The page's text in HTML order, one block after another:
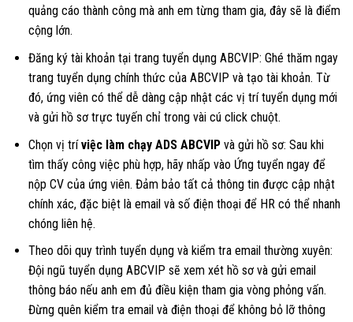
quảng cáo thành công mà anh em từng tham gia, đây sẽ là điểm
cộng lớn.
Đăng ký tài khoản tại trang tuyển dụng ABCVIP: Ghé thăm ngay
trang tuyển dụng chính thức của ABCVIP và tạo tài khoản. Từ
đó, ứng viên có thể dễ dàng cập nhật các vị trí tuyển dụng mới
và gửi hồ sơ trực tuyến chỉ trong vài cú click chuột.
Chọn vị tríviệc làm chạy ADS ABCVIPvà gửi hồ sơ: Sau khi
tìm thấy công việc phù hợp, hãy nhấp vào Ứng tuyển ngay để
nộp CV của ứng viên. Đảm bảo tất cả thông tin được cập nhật
chính xác, đặc biệt là email và số điện thoại để HR có thể nhanh
chóng liên hệ.
Theo dõi quy trình tuyển dụng và kiểm tra email thường xuyên:
Đội ngũ tuyển dụng ABCVIP sẽ xem xét hồ sơ và gửi email
thông báo nếu anh em đủ điều kiện tham gia vòng phỏng vấn.
Đừng quên kiểm tra email và điện thoại để không bỏ lỡ thông